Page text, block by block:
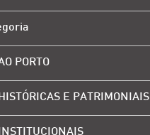
PORTO
E PATRIMONIAIS